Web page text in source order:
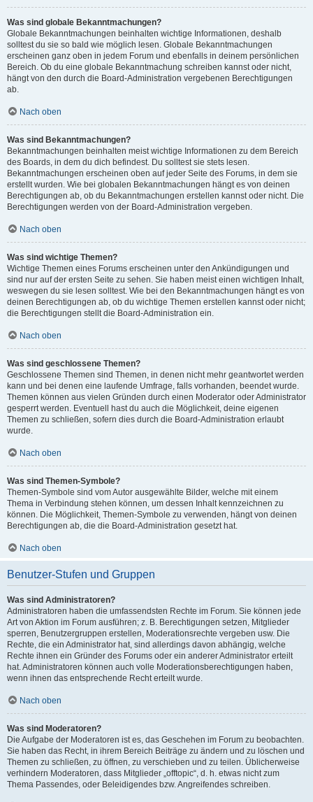
Was sind globale Bekanntmachungen?
Globale Bekanntmachungen beinhalten wichtige Informationen, deshalb
solltest du sie so bald wie möglich lesen. Globale Bekanntmachungen
erscheinen ganz oben in jedem Forum und ebenfalls in deinem persönlichen
Bereich. Ob du eine globale Bekanntmachung schreiben kannst oder nicht,
hängt von den durch die Board-Administration vergebenen Berechtigungen
ab.
Nach oben
Was sind Bekanntmachungen?
Bekanntmachungen beinhalten meist wichtige Informationen zu dem Bereich
des Boards, in dem du dich befindest. Du solltest sie stets lesen.
Bekanntmachungen erscheinen oben auf jeder Seite des Forums, in dem sie
erstellt wurden. Wie bei globalen Bekanntmachungen hängt es von deinen
Berechtigungen ab, ob du Bekanntmachungen erstellen kannst oder nicht. Die
Berechtigungen werden von der Board-Administration vergeben.
Nach oben
Was sind wichtige Themen?
Wichtige Themen eines Forums erscheinen unter den Ankündigungen und
sind nur auf der ersten Seite zu sehen. Sie haben meist einen wichtigen Inhalt,
weswegen du sie lesen solltest. Wie bei den Bekanntmachungen hängt es von
deinen Berechtigungen ab, ob du wichtige Themen erstellen kannst oder nicht;
die Berechtigungen stellt die Board-Administration ein.
Nach oben
Was sind geschlossene Themen?
Geschlossene Themen sind Themen, in denen nicht mehr geantwortet werden
kann und bei denen eine laufende Umfrage, falls vorhanden, beendet wurde.
Themen können aus vielen Gründen durch einen Moderator oder Administrator
gesperrt werden. Eventuell hast du auch die Möglichkeit, deine eigenen
Themen zu schließen, sofern dies durch die Board-Administration erlaubt
wurde.
Nach oben
Was sind Themen-Symbole?
Themen-Symbole sind vom Autor ausgewählte Bilder, welche mit einem
Thema in Verbindung stehen können, um dessen Inhalt kennzeichnen zu
können. Die Möglichkeit, Themen-Symbole zu verwenden, hängt von deinen
Berechtigungen ab, die die Board-Administration gesetzt hat.
Nach oben
Benutzer-Stufen und Gruppen
Was sind Administratoren?
Administratoren haben die umfassendsten Rechte im Forum. Sie können jede
Art von Aktion im Forum ausführen; z. B. Berechtigungen setzen, Mitglieder
sperren, Benutzergruppen erstellen, Moderationsrechte vergeben usw. Die
Rechte, die ein Administrator hat, sind allerdings davon abhängig, welche
Rechte ihnen ein Gründer des Forums oder ein anderer Administrator erteilt
hat. Administratoren können auch volle Moderationsberechtigungen haben,
wenn ihnen das entsprechende Recht erteilt wurde.
Nach oben
Was sind Moderatoren?
Die Aufgabe der Moderatoren ist es, das Geschehen im Forum zu beobachten.
Sie haben das Recht, in ihrem Bereich Beiträge zu ändern und zu löschen und
Themen zu schließen, zu öffnen, zu verschieben und zu teilen. Üblicherweise
verhindern Moderatoren, dass Mitglieder „offtopic“, d. h. etwas nicht zum
Thema Passendes, oder Beleidigendes bzw. Angreifendes schreiben.